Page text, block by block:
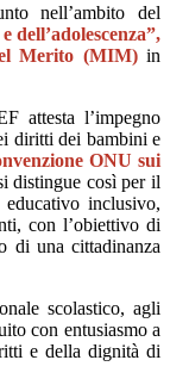
nell’ambito del
dell’adolescenza”,
Merito (MIM) in
attesta l’impegno
diritti dei bambini e
ONU sui
distingue così per il
inclusivo,
con l’obiettivo di
di una cittadinanza
scolastico, agli
con entusiasmo a
e della dignità di